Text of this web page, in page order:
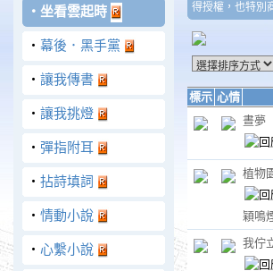
‧ 坐看雲起時
‧ 幕後．黑手黨
‧ 讓我傳書
‧ 讓我挑燈
‧ 彈指附耳
‧ 拈詩填詞
‧ 情動小說
‧ 心繫小說
得授權，也特別
標示 心情
晝夢
植物
穎鳴
我佇